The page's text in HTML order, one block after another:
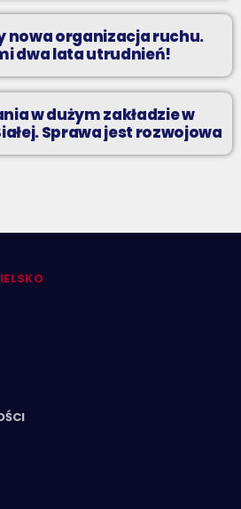
nowa organizacja ruchu.
dwa lata utrudnień!
w dużym zakładzie w
Sprawa jest rozwojowa